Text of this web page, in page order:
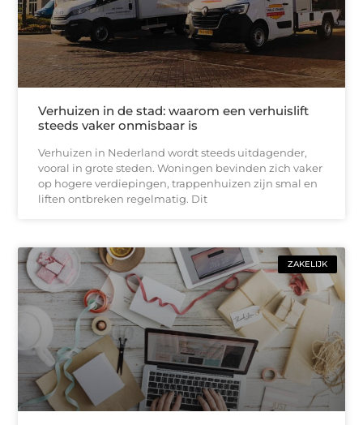
Verhuizen in de stad: waarom een verhuislift
steeds vaker onmisbaar is
Verhuizen in Nederland wordt steeds uitdagender,
vooral in grote steden. Woningen bevinden zich vaker
op hogere verdiepingen, trappenhuizen zijn smal en
liften ontbreken regelmatig. Dit
ZAKELIJK